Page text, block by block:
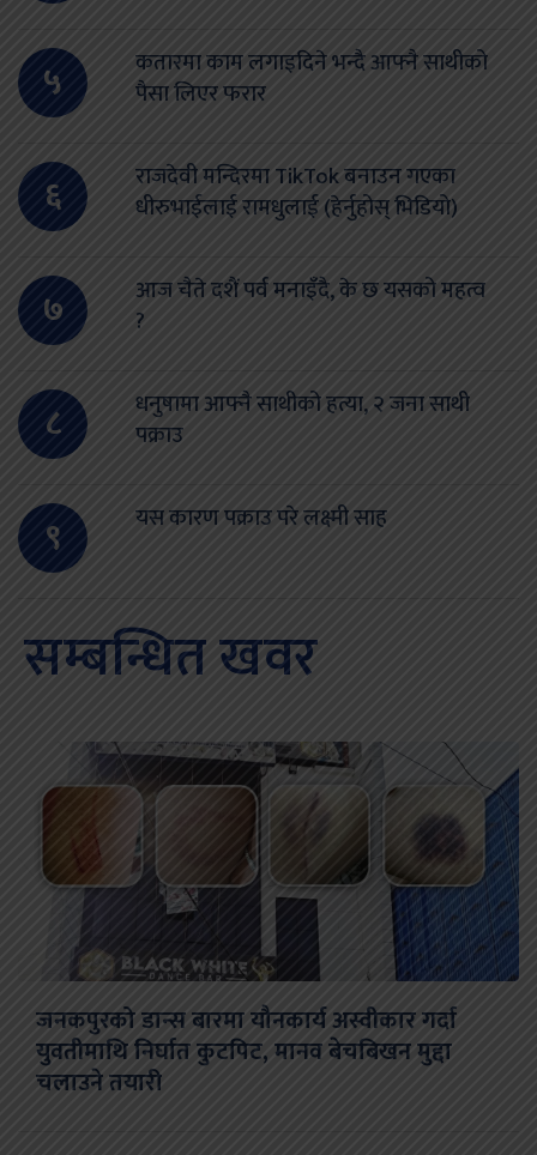
५
कतारमा काम लगाइदिने भन्दै आफ्नै साथीको
पैसा लिएर फरार
६
राजदेवी मन्दिरमा TikTok बनाउन गएका
धीरुभाईलाई रामधुलाई (हेर्नुहोस् भिडियो)
७
आज चैते दशैं पर्व मनाइँदै, के छ यसको महत्व
?
८
धनुषामा आफ्नै साथीको हत्या, २ जना साथी
पक्राउ
९ यस कारण पक्राउ परे लक्ष्मी साह
सम्बन्धित खवर
जनकपुरको डान्स बारमा यौनकार्य अस्वीकार गर्दा
युवतीमाथि निर्घात कुटपिट, मानव बेचबिखन मुद्दा
चलाउने तयारी